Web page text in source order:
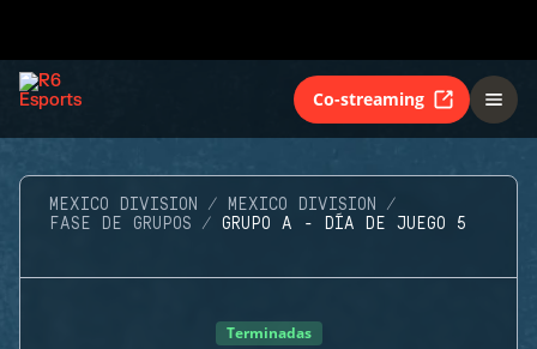
Co-streaming
MEXICO DIVISION
MEXICO DIVISION
FASE DE GRUPOS
GRUPO A - DÍA DE JUEGO 5
Terminadas